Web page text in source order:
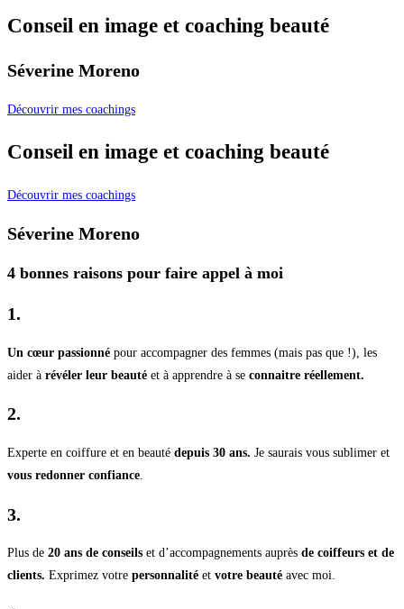
Conseil en image et coaching beauté
Séverine Moreno
Découvrir mes coachings
Conseil en image et coaching beauté
Découvrir mes coachings
Séverine Moreno
4 bonnes raisons pour faire appel à moi
1.
Un cœur passionné pour accompagner des femmes (mais pas que !), les
aider à révéler leur beauté et à apprendre à se connaitre réellement.
2.
Experte en coiffure et en beauté depuis 30 ans. Je saurais vous sublimer et
vous redonner confiance.
3.
Plus de 20 ans de conseils et d’accompagnements auprès de coiffeurs et de
clients. Exprimez votre personnalité et votre beauté avec moi.